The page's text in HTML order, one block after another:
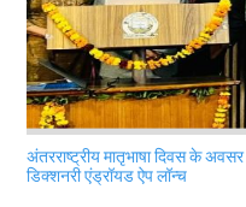
अंतरराष्ट्रीय मातृभाषा दिवस के अवसर
डिक्शनरी एंड्रॉयड ऐप लॉन्च